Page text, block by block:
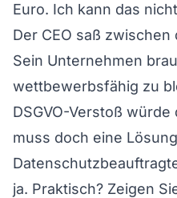
Euro. Ich kann das
Der CEO saß
Sein Unternehmen
wettbewerbsfähig zu
DSGVO-Verstoß
muss doch eine
ja. Praktisch? Zeigen